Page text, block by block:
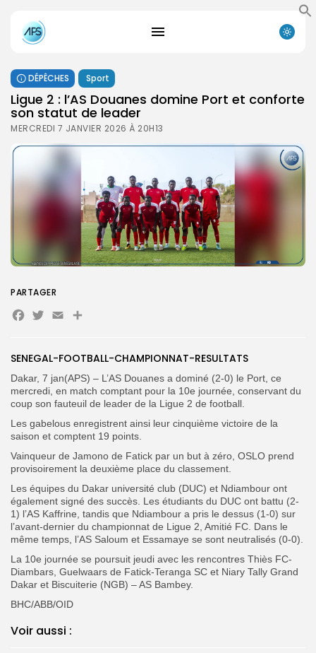
Button
FR
DÉPÊCHES Sport
Ligue 2 : l’AS Douanes domine Port et conforte
son statut de leader
MERCREDI 7 JANVIER 2026 À 20H13
SENEGAL-FOOTBALL-CHAMPIONNAT-RESULTATS
Dakar, 7 jan(APS) – L’AS Douanes a dominé (2-0) le Port, ce
mercredi, en match comptant pour la 10e journée, conservant du
coup son fauteuil de leader de la Ligue 2 de football.
Les gabelous enregistrent ainsi leur cinquième victoire de la
saison et comptent 19 points.
Vainqueur de Jamono de Fatick par un but à zéro, OSLO prend
provisoirement la deuxième place du classement.
Les équipes du Dakar université club (DUC) et Ndiambour ont
également signé des succès. Les étudiants du DUC ont battu (2-
1) l’AS Kaffrine, tandis que Ndiambour a pris le dessus (1-0) sur
l’avant-dernier du championnat de Ligue 2, Amitié FC. Dans le
même temps, l’AS Saloum et Essamaye se sont neutralisés (0-0).
La 10e journée se poursuit jeudi avec les rencontres Thiès FC-
Diambars, Guelwaars de Fatick-Teranga SC et Niary Tally Grand
Dakar et Biscuiterie (NGB) – AS Bambey.
BHC/ABB/OID
Voir aussi :
PARTAGER
Facebook
Twitter
Email